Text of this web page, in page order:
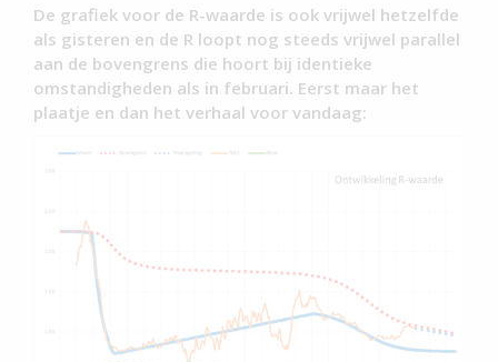
De grafiek voor de R-waarde is ook vrijwel hetzelfde
als gisteren en de R loopt nog steeds vrijwel parallel
aan de bovengrens die hoort bij identieke
omstandigheden als in februari. Eerst maar het
plaatje en dan het verhaal voor vandaag: